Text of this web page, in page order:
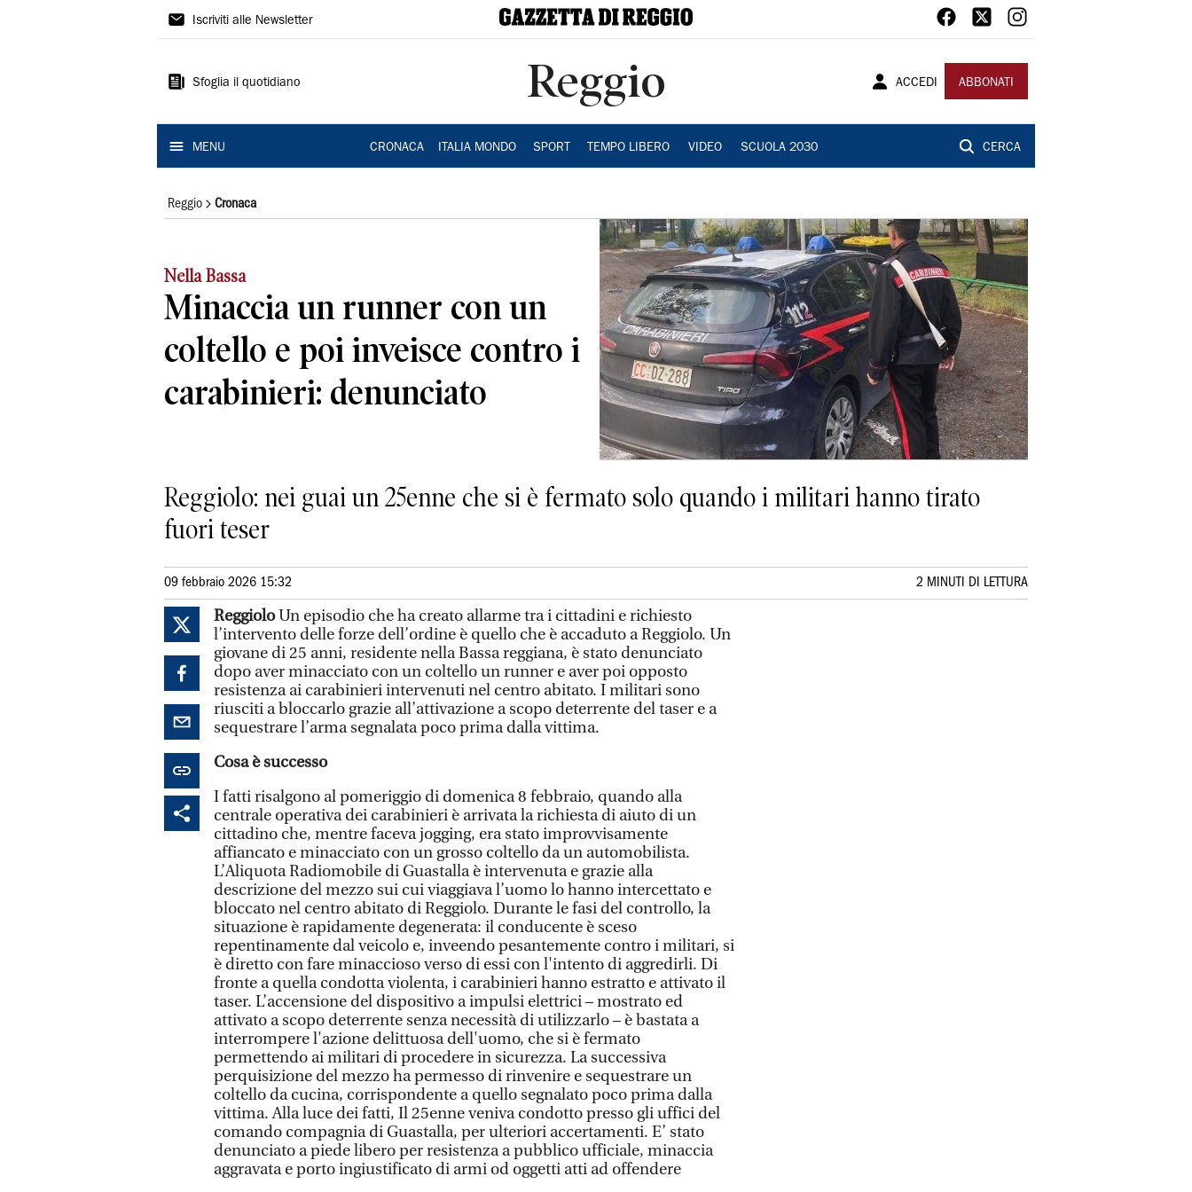
Gazzetta
Reggio
Iscriviti alle Newsletter
Sfoglia il quotidiano Reggio ACCEDI ABBONATI
MENU CRONACA ITALIA MONDO SPORT TEMPO LIBERO VIDEO SCUOLA 2030 CERCA
Reggio Cronaca
Nella Bassa
Minaccia un runner con un
coltello e poi inveisce contro i
carabinieri: denunciato
Reggiolo: nei guai un 25enne che si è fermato solo quando i militari hanno tirato
fuori teser
09 febbraio 2026 15:32 2 MINUTI DI LETTURA
ReggioloUn episodio che ha creato allarme tra i cittadini e richiesto
l’intervento delle forze dell’ordine è quello che è accaduto a Reggiolo. Un
giovane di 25 anni, residente nella Bassa reggiana, è stato denunciato
dopo aver minacciato con un coltello un runner e aver poi opposto
resistenza ai carabinieri intervenuti nel centro abitato. I militari sono
riusciti a bloccarlo grazie all’attivazione a scopo deterrente del taser e a
sequestrare l’arma segnalata poco prima dalla vittima.
Cosa è successo
I fatti risalgono al pomeriggio di domenica 8 febbraio, quando alla
centrale operativa dei carabinieri è arrivata la richiesta di aiuto di un
cittadino che, mentre faceva jogging, era stato improvvisamente
affiancato e minacciato con un grosso coltello da un automobilista.
L’Aliquota Radiomobile di Guastalla è intervenuta e grazie alla
descrizione del mezzo sui cui viaggiava l’uomo lo hanno intercettato e
bloccato nel centro abitato di Reggiolo. Durante le fasi del controllo, la
situazione è rapidamente degenerata: il conducente è sceso
repentinamente dal veicolo e, inveendo pesantemente contro i militari, si
è diretto con fare minaccioso verso di essi con l'intento di aggredirli. Di
fronte a quella condotta violenta, i carabinieri hanno estratto e attivato il
taser. L’accensione del dispositivo a impulsi elettrici – mostrato ed
attivato a scopo deterrente senza necessità di utilizzarlo – è bastata a
interrompere l'azione delittuosa dell'uomo, che si è fermato
permettendo ai militari di procedere in sicurezza. La successiva
perquisizione del mezzo ha permesso di rinvenire e sequestrare un
coltello da cucina, corrispondente a quello segnalato poco prima dalla
vittima. Alla luce dei fatti, Il 25enne veniva condotto presso gli uffici del
comando compagnia di Guastalla, per ulteriori accertamenti. E’ stato
denunciato a piede libero per resistenza a pubblico ufficiale, minaccia
aggravata e porto ingiustificato di armi od oggetti atti ad offendere